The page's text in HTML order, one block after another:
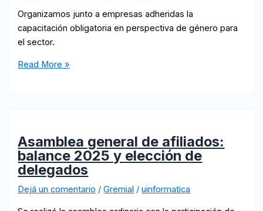
Organizamos junto a empresas adheridas la
capacitación obligatoria en perspectiva de género para
el sector.
Capacitación
de
RRHH
IT
Read More »
Asamblea general de afiliados:
balance 2025 y elección de
delegados
Dejá un comentario /Gremial /uinformatica